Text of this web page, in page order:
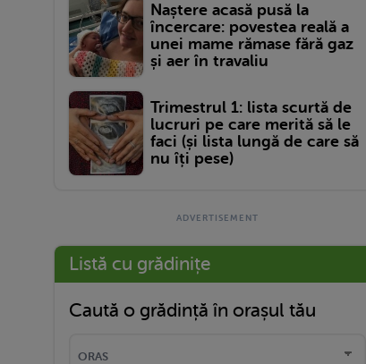
Naștere acasă pusă la
încercare: povestea reală a
unei mame rămase fără gaz
și aer în travaliu
Trimestrul 1: lista scurtă de
lucruri pe care merită să le
faci (și lista lungă de care să
nu îți pese)
Listă cu grădinițe
Caută o grădință în orașul tău